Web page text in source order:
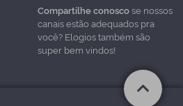
Compartilhe conoscose nossos
canais estão adequados pra
você? Elogios também são
super bem vindos!